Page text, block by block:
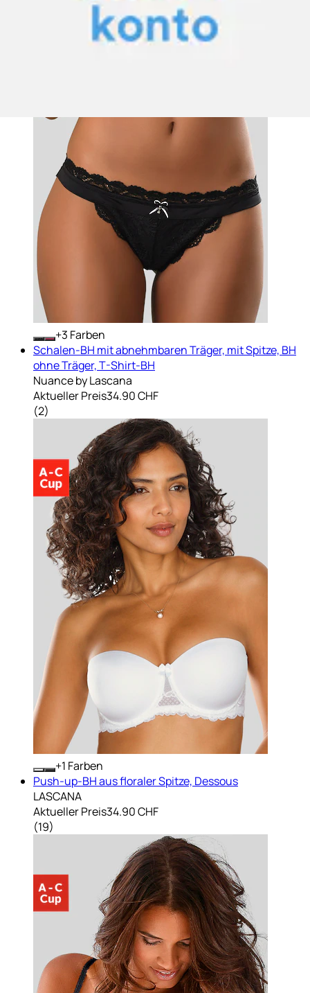
+ Farben
Schalen-BH mit abnehmbaren Träger, mit Spitze, BH
ohne Träger, T-Shirt-BH
Nuance by Lascana
Aktueller Preis34.90 CHF
(2)
+ Farben
Push-up-BH aus floraler Spitze, Dessous
LASCANA
Aktueller Preis34.90 CHF
(19)